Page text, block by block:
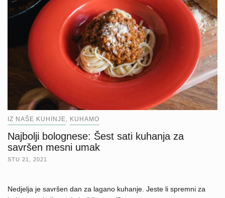
IZ NAŠE KUHINJE KUHAMO
Najbolji bolognese: Šest sati kuhanja za
savršen mesni umak
STU 21, 2021
Nedjelja je savršen dan za lagano kuhanje. Jeste li spremni za